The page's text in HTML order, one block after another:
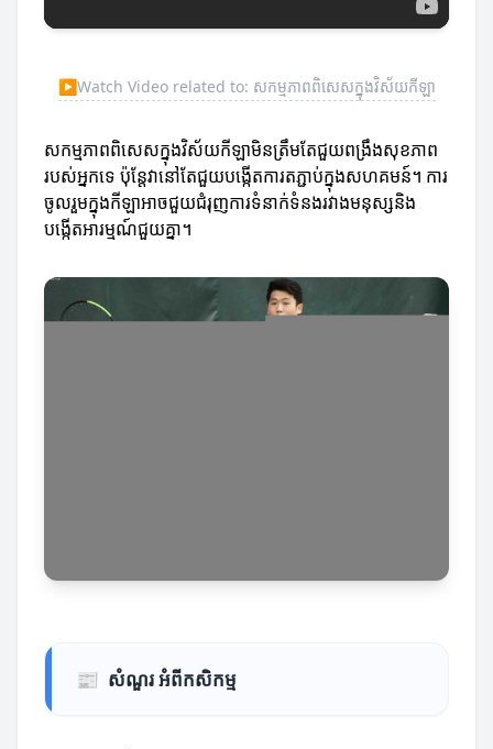
▶Watch Video related to: សកម្មភាពពិសេសក្នុងវិស័យកីឡា
សកម្មភាពពិសេសក្នុងវិស័យកីឡាមិនត្រឹមតែជួយពង្រឹងសុខភាព
របស់អ្នកទេ ប៉ុន្តែវានៅតែជួយបង្កើតការតភ្ជាប់ក្នុងសហគមន៍។ ការ
ចូលរួមក្នុងកីឡាអាចជួយជំរុញការទំនាក់ទំនងរវាងមនុស្សនិង
បង្កើតអារម្មណ៍ជួយគ្នា។
📰 សំណួរ អំពីកសិកម្ម